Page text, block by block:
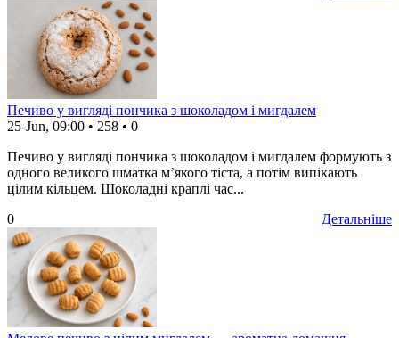
Печиво у вигляді пончика з шоколадом і мигдалем
25-Jun, 09:00 • 258 • 0
Печиво у вигляді пончика з шоколадом і мигдалем формують з
одного великого шматка м’якого тіста, а потім випікають
цілим кільцем. Шоколадні краплі час...
Детальніше
0